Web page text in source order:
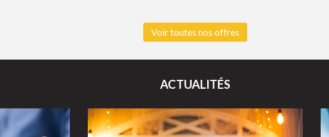
Voir toutes nos offres
ACTUALITÉS